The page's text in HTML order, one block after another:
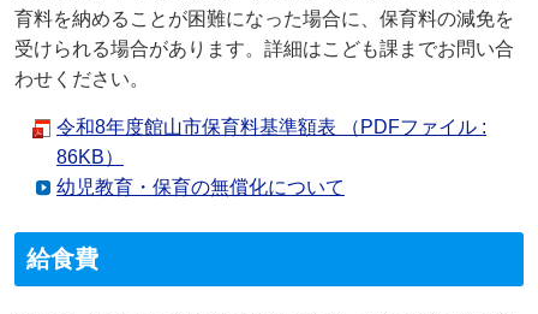
育料を納めることが困難になった場合に、保育料の減免を
受けられる場合があります。詳細はこども課までお問い合
わせください。
令和8年度館山市保育料基準額表 （PDFファイル :
86KB）
幼児教育・保育の無償化について
給食費